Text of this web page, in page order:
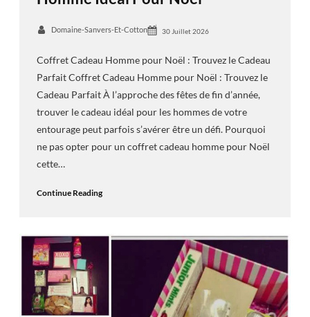
Domaine-Sanvers-Et-Cotton 30 Juillet 2026
Coffret Cadeau Homme pour Noël : Trouvez le Cadeau
Parfait Coffret Cadeau Homme pour Noël : Trouvez le
Cadeau Parfait À l’approche des fêtes de fin d’année,
trouver le cadeau idéal pour les hommes de votre
entourage peut parfois s’avérer être un défi. Pourquoi
ne pas opter pour un coffret cadeau homme pour Noël
cette…
Continue Reading